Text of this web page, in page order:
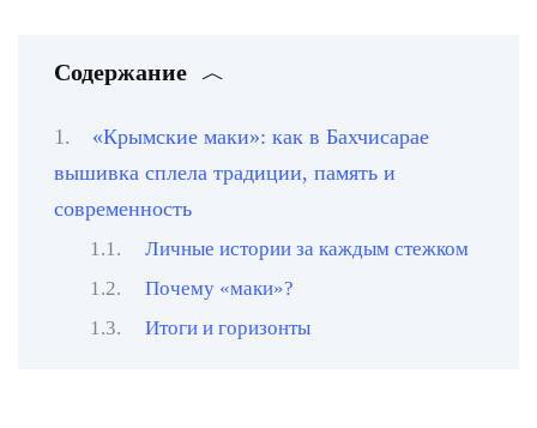
Содержание
«Крымские маки»: как в Бахчисарае
вышивка сплела традиции, память и
современность
Личные истории за каждым стежком
Почему «маки»?
Итоги и горизонты